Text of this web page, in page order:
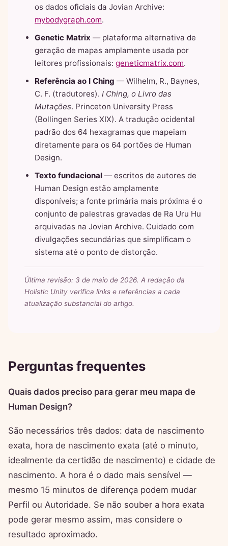
os dados oficiais da Jovian Archive:
mybodygraph.com.
Genetic Matrix — plataforma alternativa de
geração de mapas amplamente usada por
leitores profissionais: geneticmatrix.com.
Referência ao I Ching — Wilhelm, R., Baynes,
C. F. (tradutores). I Ching, o Livro das
Mutações. Princeton University Press
(Bollingen Series XIX). A tradução ocidental
padrão dos 64 hexagramas que mapeiam
diretamente para os 64 portões de Human
Design.
Texto fundacional — escritos de autores de
Human Design estão amplamente
disponíveis; a fonte primária mais próxima é o
conjunto de palestras gravadas de Ra Uru Hu
arquivadas na Jovian Archive. Cuidado com
divulgações secundárias que simplificam o
sistema até o ponto de distorção.
Última revisão: 3 de maio de 2026. A redação da
Holistic Unity verifica links e referências a cada
atualização substancial do artigo.
Perguntas frequentes
Quais dados preciso para gerar meu mapa de
Human Design?
São necessários três dados: data de nascimento
exata, hora de nascimento exata (até o minuto,
idealmente da certidão de nascimento) e cidade de
nascimento. A hora é o dado mais sensível —
mesmo 15 minutos de diferença podem mudar
Perfil ou Autoridade. Se não souber a hora exata
pode gerar mesmo assim, mas considere o
resultado aproximado.